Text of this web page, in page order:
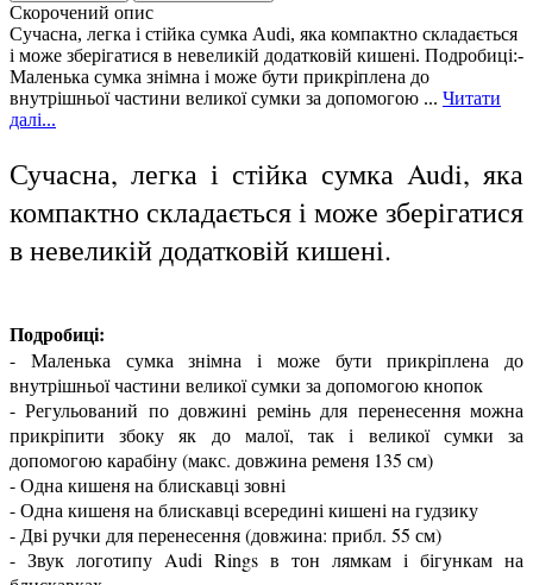
Скорочений опис
Сучасна, легка і стійка сумка Audi, яка компактно складається
і може зберігатися в невеликій додатковій кишені. Подробиці:-
Маленька сумка знімна і може бути прикріплена до
внутрішньої частини великої сумки за допомогою ... Читати
далі...
Сучасна, легка і стійка сумка Audi, яка
компактно складається і може зберігатися
в невеликій додатковій кишені.
Подробиці:
- Маленька сумка знімна і може бути прикріплена до
внутрішньої частини великої сумки за допомогою кнопок
- Регульований по довжині ремінь для перенесення можна
прикріпити збоку як до малої, так і великої сумки за
допомогою карабіну (макс. довжина ременя 135 см)
- Одна кишеня на блискавці зовні
- Одна кишеня на блискавці всередині кишені на гудзику
- Дві ручки для перенесення (довжина: прибл. 55 см)
- Звук логотипу Audi Rings в тон лямкам і бігункам на